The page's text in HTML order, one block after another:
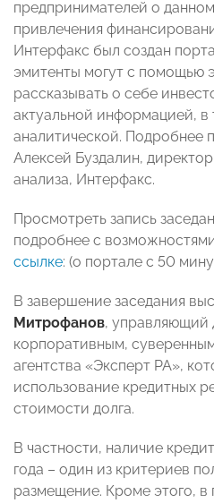
предпринимателей о
привлечения
Интерфакс был создан
эмитенты могут с помощью
рассказывать о себе
актуальной информацией, в
аналитической. Подробнее
Алексей Буздалин,
анализа, Интерфакс.
Просмотреть запись
подробнее с
ссылке: (о портале с 50
В завершение заседания
Митрофанов, управляющий
корпоративным,
агентства «Эксперт РА»,
использование кредитных
стоимости долга.
В частности, наличие
года – один из критериев
размещение. Кроме этого, в